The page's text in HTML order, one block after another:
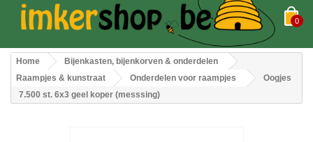
0
Home
Bijenkasten, bijenkorven & onderdelen
Raampjes & kunstraat
Onderdelen voor raampjes
Oogjes
7.500 st. 6x3 geel koper (messsing)